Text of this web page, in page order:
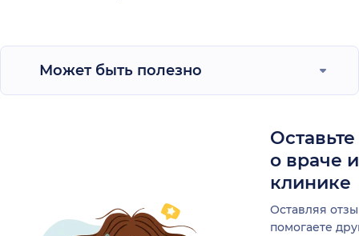
Может быть полезно
о враче
клинике
Оставляя
помогаете